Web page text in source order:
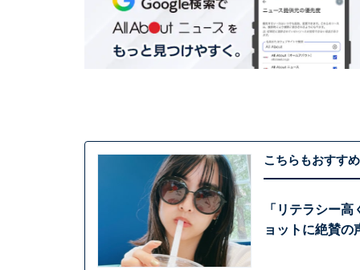
こちらもおすすめ
「リテラシー
ョットに絶賛の